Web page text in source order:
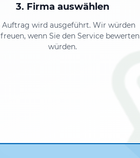
3. Firma auswählen
Auftrag wird ausgeführt. Wir würden
wenn Sie den Service bewerten
würden.